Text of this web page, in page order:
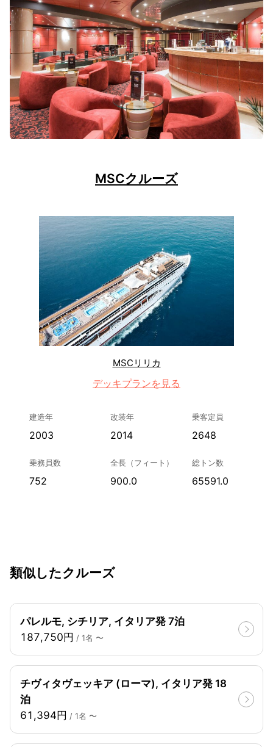
MSCクルーズ
MSCリリカ
デッキプランを見る
建造年
2003
改装年
2014
乗客定員
2648
乗務員数
752
全長（フィート）
900.0
総トン数
65591.0
類似したクルーズ
パレルモ, シチリア, イタリア発 7泊
187,750円 / 1名 〜
チヴィタヴェッキア (ローマ), イタリア発 18
泊
61,394円 / 1名 〜